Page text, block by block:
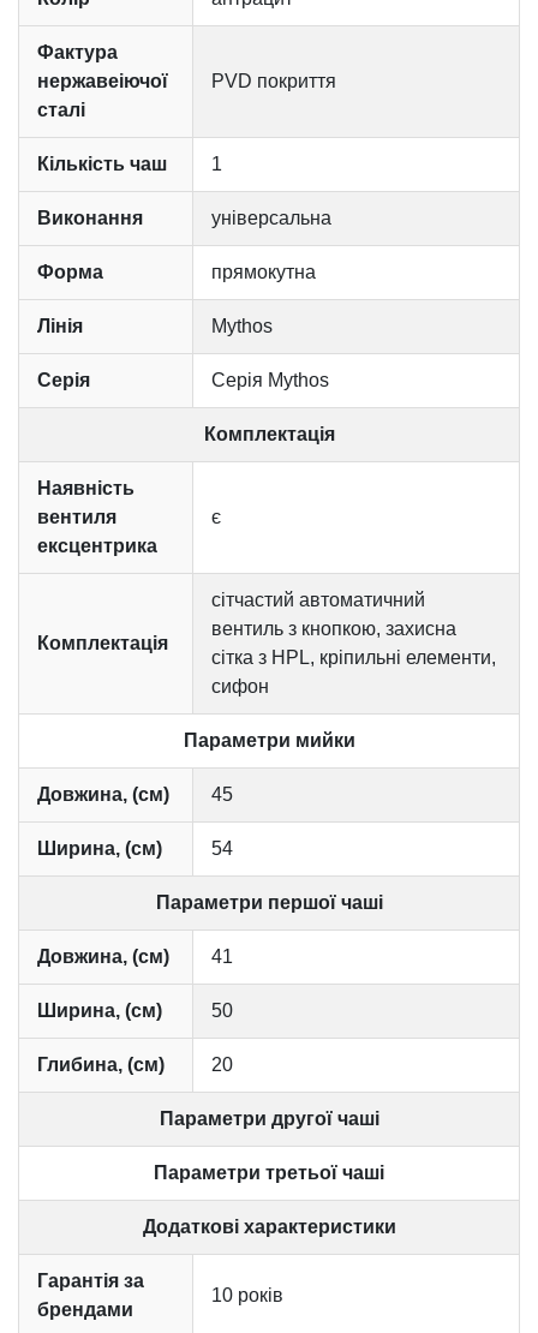
Фактура
нержавеіючої
сталі
PVD покриття
Кількість чаш 1
Виконання універсальна
Форма прямокутна
Лінія Mythos
Серія Серія Mythos
Комплектація
Наявність
вентиля
ексцентрика
є
Комплектація
сітчастий автоматичний
вентиль з кнопкою, захисна
сітка з HPL, кріпильні елементи,
сифон
Параметри мийки
Довжина, (см) 45
Ширина, (см) 54
Параметри першої чаші
Довжина, (см) 41
Ширина, (см) 50
Глибина, (см) 20
Параметри другої чаші
Параметри третьої чаші
Додаткові характеристики
Гарантія за
брендами
10 років